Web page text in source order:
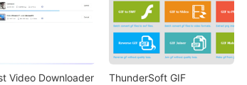
Video Downloader
ThunderSoft GIF